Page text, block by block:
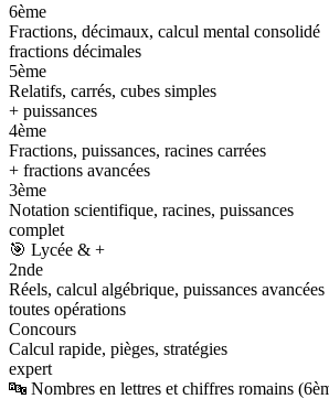
6ème
Fractions, décimaux, calcul mental consolidé
fractions décimales
5ème
Relatifs, carrés, cubes simples
+ puissances
4ème
Fractions, puissances, racines carrées
+ fractions avancées
3ème
Notation scientifique, racines, puissances
complet
🎯 Lycée & +
2nde
Réels, calcul algébrique, puissances avancées
toutes opérations
Concours
Calcul rapide, pièges, stratégies
expert
🔤 Nombres en lettres et chiffres romains